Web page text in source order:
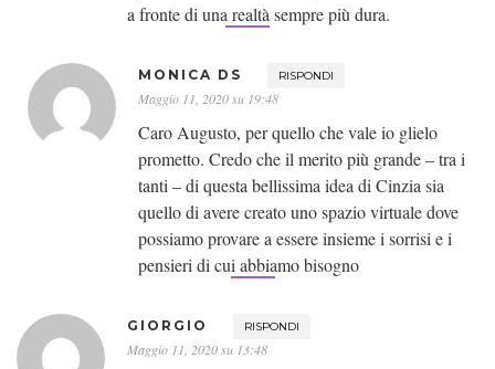
a fronte di una realtà sempre più dura.
MONICA DS RISPONDI
Maggio 11, 2020 su 19:48
Caro Augusto, per quello che vale io glielo
prometto. Credo che il merito più grande – tra i
tanti – di questa bellissima idea di Cinzia sia
quello di avere creato uno spazio virtuale dove
possiamo provare a essere insieme i sorrisi e i
pensieri di cui abbiamo bisogno
GIORGIO RISPONDI
Maggio 11, 2020 su 13:48